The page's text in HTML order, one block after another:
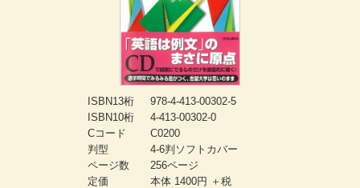
ISBN13桁
978-4-413-00302-5
ISBN10桁
4-413-00302-0
Cコード
C0200
判型
4-6判ソフトカバー
ページ数
256ページ
定価
本体 1400円 ＋税